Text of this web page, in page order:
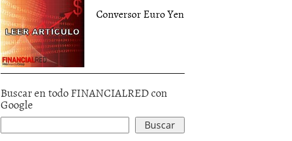
Conversor Euro Yen
Buscar en todo FINANCIALRED con
Google